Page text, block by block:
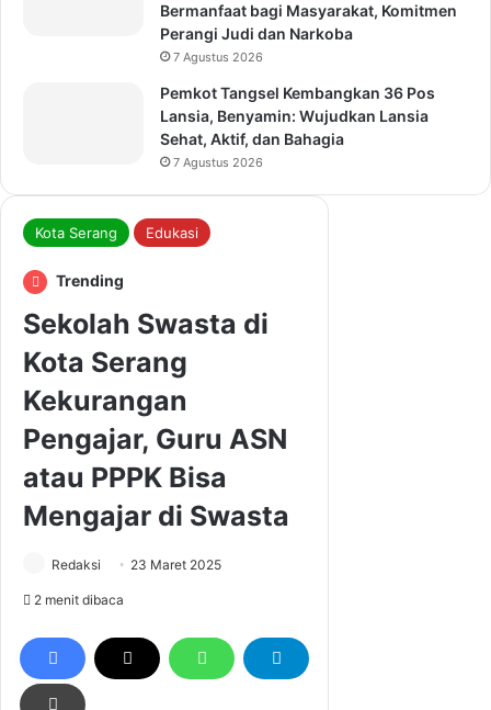
Bermanfaat bagi Masyarakat, Komitmen
Perangi Judi dan Narkoba
7 Agustus 2026
Pemkot Tangsel Kembangkan 36 Pos
Lansia, Benyamin: Wujudkan Lansia
Sehat, Aktif, dan Bahagia
7 Agustus 2026